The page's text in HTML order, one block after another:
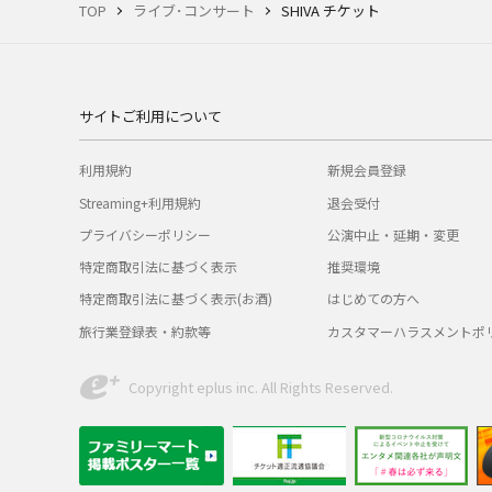
TOP ライブ･コンサート SHIVA チケット
サイトご利用について
利用規約
Streaming+利用規約
プライバシーポリシー
特定商取引法に基づく表示
特定商取引法に基づく表示(お酒)
旅行業登録表・約款等
新規会員登録
退会受付
公演中止・延期・変更
推奨環境
はじめての方へ
カスタマーハラスメントポ
Copyright eplus inc. All Rights Reserved.